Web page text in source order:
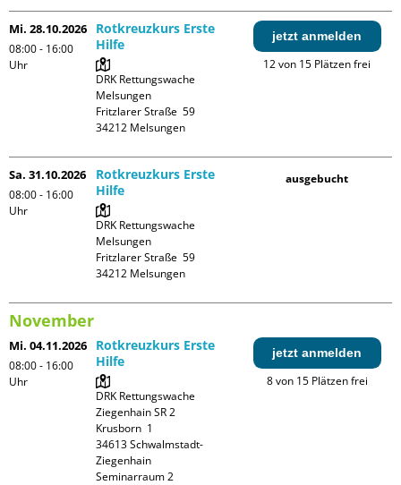
Mi. 28.10.2026
08:00 - 16:00
Uhr
Rotkreuzkurs Erste
Hilfe
DRK Rettungswache
Melsungen
Fritzlarer Straße  59
jetzt anmelden
12 von 15 Plätzen frei
Sa. 31.10.2026
08:00 - 16:00
Uhr
Rotkreuzkurs Erste
Hilfe
DRK Rettungswache
Melsungen
Fritzlarer Straße  59
ausgebucht
November
Mi. 04.11.2026
08:00 - 16:00
Uhr
Rotkreuzkurs Erste
Hilfe
DRK Rettungswache
Ziegenhain SR 2
Krusborn  1
34613 Schwalmstadt-
Ziegenhain
Seminarraum 2
jetzt anmelden
8 von 15 Plätzen frei